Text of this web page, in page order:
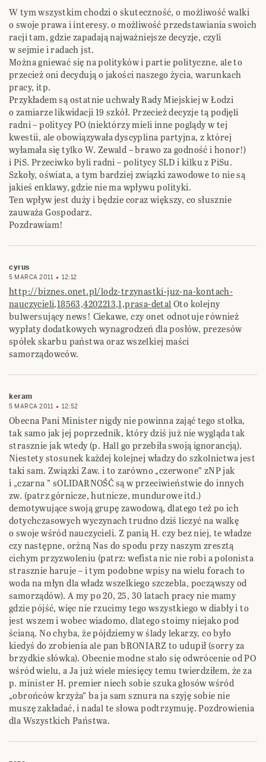
W tym wszystkim chodzi o skuteczność, o możliwość walki
o swoje prawa i interesy. o możliwość przedstawiania swoich
racji tam, gdzie zapadają najważniejsze decyzje, czyli
w sejmie i radach jst.
Można gniewać się na polityków i partie polityczne, ale to
przecież oni decydują o jakości naszego życia, warunkach
pracy, itp.
Przykładem są ostatnie uchwały Rady Miejskiej w Łodzi
o zamiarze likwidacji 19 szkół. Przecież decyzje tą podjęli
radni – politycy PO (niektórzy mieli inne poglądy w tej
kwestii, ale obowiązywała dyscyplina partyjna, z której
wyłamała się tylko W. Zewald – brawo za godność i honor!)
i PiS. Przeciwko byli radni – politycy SLD i kilku z PiSu.
Szkoły, oświata, a tym bardziej związki zawodowe to nie są
jakieś enklawy, gdzie nie ma wpływu polityki.
Ten wpływ jest duży i będzie coraz większy, co słusznie
zauważa Gospodarz.
Pozdrawiam!
cyrus
5 MARCA 2011 12:12
http://biznes.onet.pl/lodz-trzynastki-juz-na-kontach-
nauczycieli,18563,4202213,1,prasa-detalOto kolejny
bulwersujący news! Ciekawe, czy onet odnotuje również
wypłaty dodatkowych wynagrodzeń dla posłów, prezesów
spółek skarbu państwa oraz wszelkiej maści
samorządowców.
keram
5 MARCA 2011 12:52
Obecna Pani Minister nigdy nie powinna zająć tego stołka,
tak samo jak jej poprzednik, który dziś już nie wygląda tak
strasznie jak wtedy (p. Hall go przebiła swoją ignorancją).
Niestety stosunek każdej kolejnej władzy do szkolnictwa jest
taki sam. Związki Zaw. i to zarówno „czerwone” zNP jak
i „czarna ” sOLIDARNOŚĆ są w przeciwieństwie do innych
zw. (patrz górnicze, hutnicze, mundurowe itd.)
demotywujące swoją grupę zawodową, dlatego też po ich
dotychczasowych wyczynach trudno dziś liczyć na walkę
o swoje wśród nauczycieli. Z panią H. czy bez niej, te władze
czy następne, orżną Nas do spodu przy naszym zresztą
cichym przyzwoleniu (patrz: wefista nic nie robi a polonista
strasznie haruje – i tym podobne wpisy na wielu forach to
woda na młyn dla władz wszelkiego szczebla, począwszy od
samorządów). A my po 20, 25, 30 latach pracy nie mamy
gdzie pójść, więc nie rzucimy tego wszystkiego w diabły i to
jest wszem i wobec wiadomo, dlatego stoimy niejako pod
ścianą. No chyba, że pójdziemy w ślady lekarzy, co było
kiedyś do zrobienia ale pan bRONIARZ to udupił (sorry za
brzydkie słówka). Obecnie modne stało się odwrócenie od PO
wśród wielu, a Ja już wiele miesięcy temu twierdziłem, że za
p. minister H. premier niech sobie szuka głosów wśród
„obrońców krzyża” ba ja sam sznura na szyję sobie nie
muszę zakładać, i nadal te słowa podtrzymuję. Pozdrowienia
dla Wszystkich Państwa.